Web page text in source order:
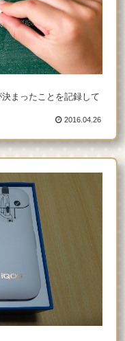
まったことを記録して
2016.04.26